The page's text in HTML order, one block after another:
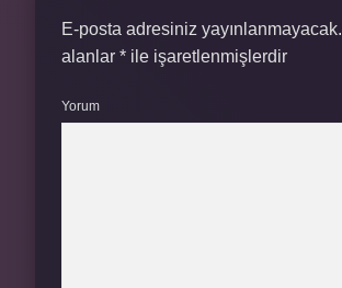
E-posta adresiniz yayınlanmayacak.
alanlar * ile işaretlenmişlerdir
Yorum